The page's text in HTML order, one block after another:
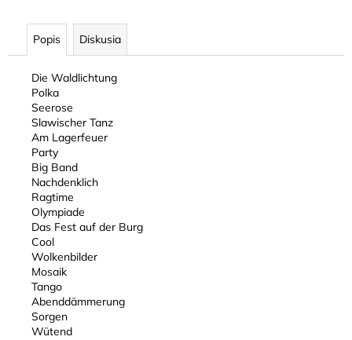
Popis Diskusia
Die Waldlichtung
Polka
Seerose
Slawischer Tanz
Am Lagerfeuer
Party
Big Band
Nachdenklich
Ragtime
Olympiade
Das Fest auf der Burg
Cool
Wolkenbilder
Mosaik
Tango
Abenddämmerung
Sorgen
Wütend